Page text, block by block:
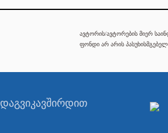
ავტორის/ავტორების მიერ
ფონდი არ არის
დაგვიკავშირდით